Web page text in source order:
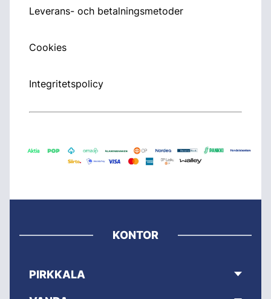
Leverans- och betalningsmetoder
Cookies
Integritetspolicy
KONTOR
PIRKKALA